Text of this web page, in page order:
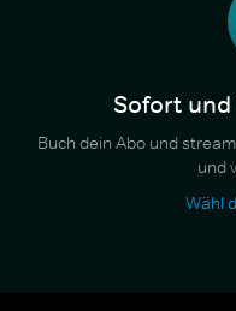
Sofort
Buch dein Abo und
und
Wähl